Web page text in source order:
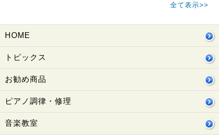
全て表示>>
HOME
トピックス
お勧め商品
ピアノ調律・修理
音楽教室